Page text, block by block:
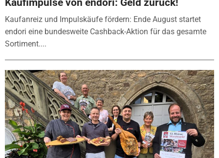
Kaufimpulse von endori: Geld zurück!
Kaufanreiz und Impulskäufe fördern: Ende August startet
endori eine bundesweite Cashback-Aktion für das gesamte
Sortiment....